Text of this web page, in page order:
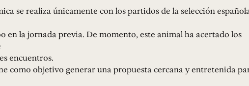
se realiza únicamente con los partidos de la selección
en la jornada previa. De momento, este animal ha acertado los
encuentros.
como objetivo generar una propuesta cercana y entretenida